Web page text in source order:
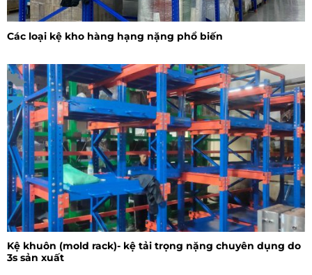
Các loại kệ kho hàng hạng nặng phổ biến
Kệ khuôn (mold rack)- kệ tải trọng nặng chuyên dụng do
3s sản xuất